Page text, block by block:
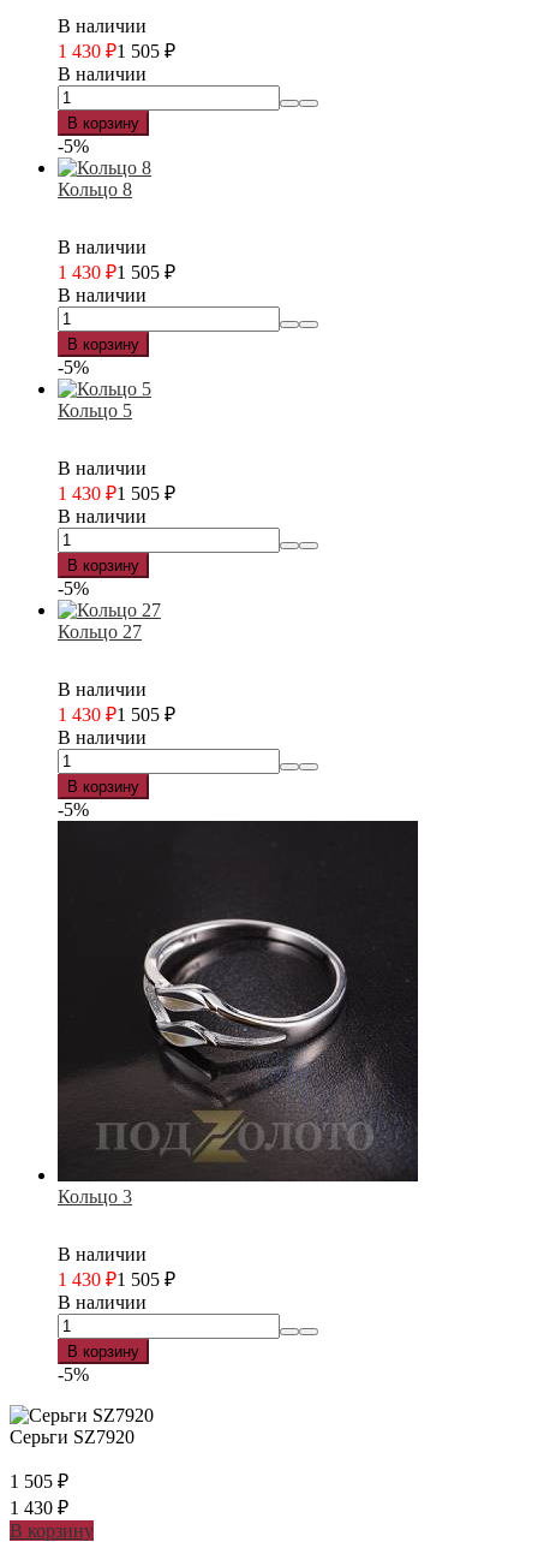
В наличии
1 430 ₽1 505 ₽
В наличии
В корзину
-5%
Кольцо 8
В наличии
1 430 ₽1 505 ₽
В наличии
В корзину
-5%
Кольцо 5
В наличии
1 430 ₽1 505 ₽
В наличии
В корзину
-5%
Кольцо 27
В наличии
1 430 ₽1 505 ₽
В наличии
В корзину
-5%
Кольцо 3
В наличии
1 430 ₽1 505 ₽
В наличии
В корзину
-5%
Серьги SZ7920
1 505 ₽
1 430 ₽
В корзину